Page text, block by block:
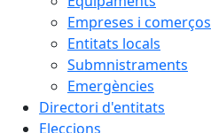
Empreses i comerços
Entitats locals
Submnistraments
Emergències
Directori d'entitats
Eleccions